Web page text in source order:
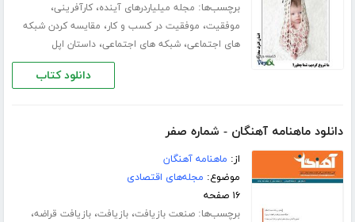
برچسب‌ها: مجله میلیاردرهای آینده،کارآفرینی،
موفقیت، موفقیت در کسب و کار، مقایسه کردن شبکه
های اجتماعی،شبکه های اجتماعی،داستان اپل
دانلود کتاب
دانلود ماهنامه آهنگان - شماره صفر
از: ماهنامه آهنگان
موضوع: مجله‌های اقتصادی
۱۶ صفحه
برچسب‌ها:صنعت بازیافت،بازیافت،بازیافت قراضه،